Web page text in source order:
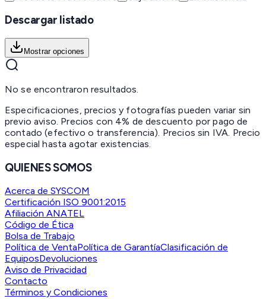
Descargar listado
Mostrar opciones
No se encontraron resultados.
Especificaciones, precios y fotografías pueden variar sin
previo aviso. Precios con 4% de descuento por pago de
contado (efectivo o transferencia). Precios sin IVA. Precio
especial hasta agotar existencias.
QUIENES SOMOS
Acerca de SYSCOM
Certificación ISO 9001:2015
Afiliación ANATEL
Código de Ética
Bolsa de Trabajo
Política de VentaPolítica de GarantíaClasificación de
EquiposDevoluciones
Aviso de Privacidad
Contacto
Términos y Condiciones